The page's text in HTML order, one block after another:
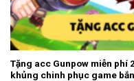
Tặng acc Gunpow miễn phí
khủng chinh phục game